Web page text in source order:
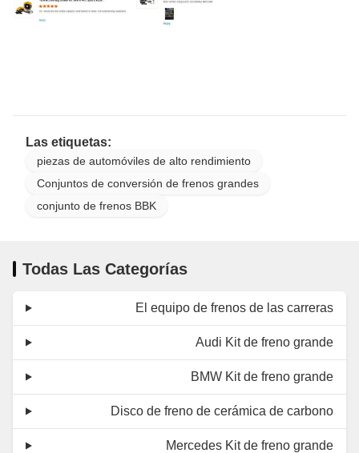
Las etiquetas:
piezas de automóviles de alto rendimiento
Conjuntos de conversión de frenos grandes
conjunto de frenos BBK
Todas Las Categorías
El equipo de frenos de las carreras
Audi Kit de freno grande
BMW Kit de freno grande
Disco de freno de cerámica de carbono
Mercedes Kit de freno grande